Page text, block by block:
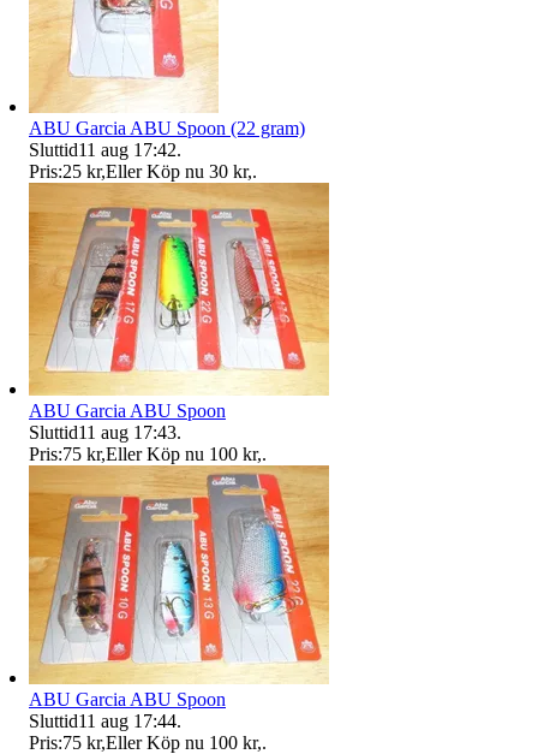
ABU Garcia ABU Spoon (22 gram)
Sluttid11 aug 17:42.
Pris:25 kr,Eller Köp nu 30 kr,.
ABU Garcia ABU Spoon
Sluttid11 aug 17:43.
Pris:75 kr,Eller Köp nu 100 kr,.
ABU Garcia ABU Spoon
Sluttid11 aug 17:44.
Pris:75 kr,Eller Köp nu 100 kr,.